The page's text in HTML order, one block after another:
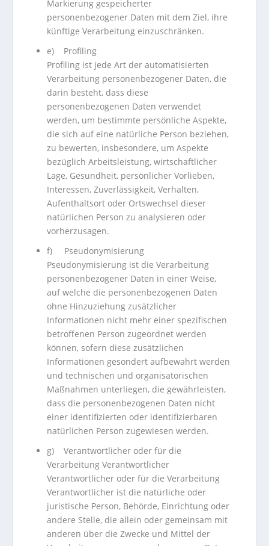
Markierung gespeicherter
personenbezogener Daten mit dem Ziel, ihre
künftige Verarbeitung einzuschränken.
e) Profiling
Profiling ist jede Art der automatisierten
Verarbeitung personenbezogener Daten, die
darin besteht, dass diese
personenbezogenen Daten verwendet
werden, um bestimmte persönliche Aspekte,
die sich auf eine natürliche Person beziehen,
zu bewerten, insbesondere, um Aspekte
bezüglich Arbeitsleistung, wirtschaftlicher
Lage, Gesundheit, persönlicher Vorlieben,
Interessen, Zuverlässigkeit, Verhalten,
Aufenthaltsort oder Ortswechsel dieser
natürlichen Person zu analysieren oder
vorherzusagen.
f) Pseudonymisierung
Pseudonymisierung ist die Verarbeitung
personenbezogener Daten in einer Weise,
auf welche die personenbezogenen Daten
ohne Hinzuziehung zusätzlicher
Informationen nicht mehr einer spezifischen
betroffenen Person zugeordnet werden
können, sofern diese zusätzlichen
Informationen gesondert aufbewahrt werden
und technischen und organisatorischen
Maßnahmen unterliegen, die gewährleisten,
dass die personenbezogenen Daten nicht
einer identifizierten oder identifizierbaren
natürlichen Person zugewiesen werden.
g) Verantwortlicher oder für die
Verarbeitung Verantwortlicher
Verantwortlicher oder für die Verarbeitung
Verantwortlicher ist die natürliche oder
juristische Person, Behörde, Einrichtung oder
andere Stelle, die allein oder gemeinsam mit
anderen über die Zwecke und Mittel der